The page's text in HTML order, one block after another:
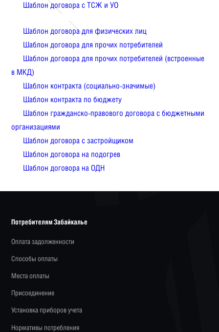
Шаблон договора с ТСЖ и УО
Шаблон договора для физических лиц
Шаблон договора для прочих потребителей
Шаблон договора для прочих потребителей (встроенные
в МКД)
Шаблон контракта (социально-значимые)
Шаблон контракта по бюджету
Шаблон гражданско-правового договора с бюджетными
организациями
Шаблон договора с застройщиком
Шаблон договора на подогрев
Шаблон договора на ОДН
Потребителям Забайкалье
Оплата задолженности
Способы оплаты
Места оплаты
Присоединение
Установка приборов учета
Нормативы потребления